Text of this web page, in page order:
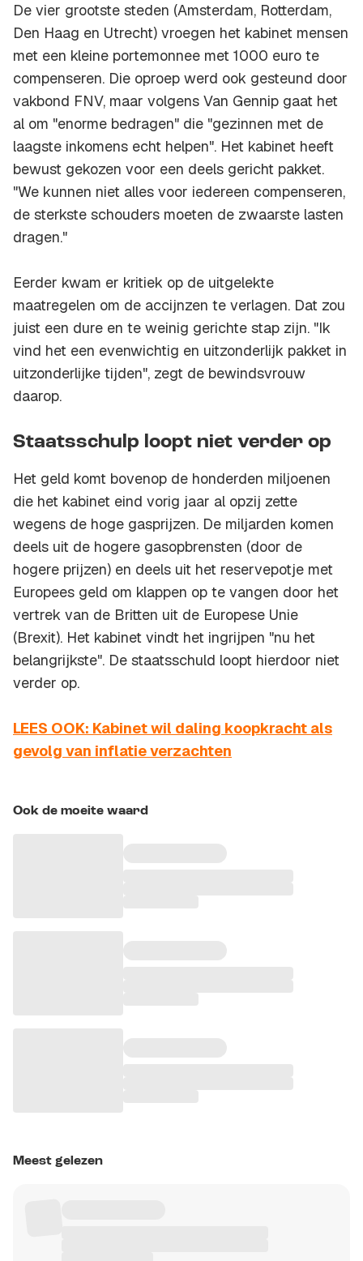
De vier grootste steden (Amsterdam, Rotterdam,
Den Haag en Utrecht) vroegen het kabinet mensen
met een kleine portemonnee met 1000 euro te
compenseren. Die oproep werd ook gesteund door
vakbond FNV, maar volgens Van Gennip gaat het
al om "enorme bedragen" die "gezinnen met de
laagste inkomens echt helpen". Het kabinet heeft
bewust gekozen voor een deels gericht pakket.
"We kunnen niet alles voor iedereen compenseren,
de sterkste schouders moeten de zwaarste lasten
dragen."
Eerder kwam er kritiek op de uitgelekte
maatregelen om de accijnzen te verlagen. Dat zou
juist een dure en te weinig gerichte stap zijn. "Ik
vind het een evenwichtig en uitzonderlijk pakket in
uitzonderlijke tijden", zegt de bewindsvrouw
daarop.
Staatsschulp loopt niet verder op
Het geld komt bovenop de honderden miljoenen
die het kabinet eind vorig jaar al opzij zette
wegens de hoge gasprijzen. De miljarden komen
deels uit de hogere gasopbrensten (door de
hogere prijzen) en deels uit het reservepotje met
Europees geld om klappen op te vangen door het
vertrek van de Britten uit de Europese Unie
(Brexit). Het kabinet vindt het ingrijpen "nu het
belangrijkste". De staatsschuld loopt hierdoor niet
verder op.
LEES OOK: Kabinet wil daling koopkracht als
gevolg van inflatie verzachten
Ook de moeite waard
Meest gelezen